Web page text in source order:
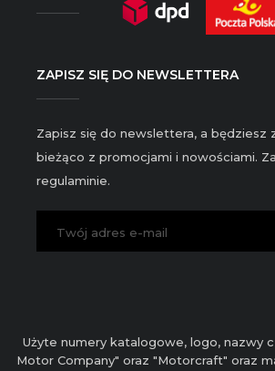
ZAPISZ SIĘ DO NEWSLETTERA
Zapisz się do newslettera, a będziesz
bieżąco z promocjami i nowościami.
regulaminie.
Użyte numery katalogowe, logo, nazwy
Motor Company" oraz "Motorcraft" oraz